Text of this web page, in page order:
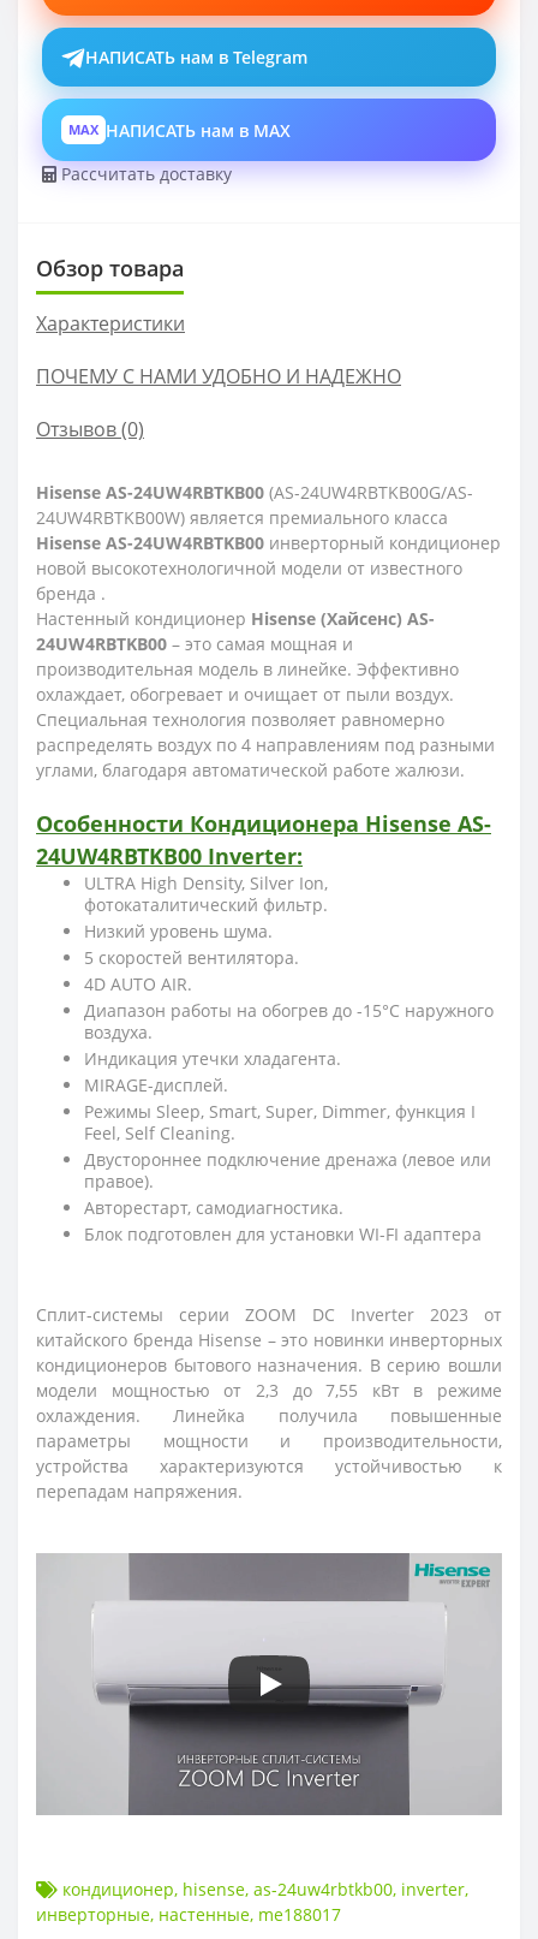
НАПИСАТЬ нам в Telegram
MAX НАПИСАТЬ нам в MAX
Рассчитать доставку
Обзор товара
Характеристики
ПОЧЕМУ С НАМИ УДОБНО И НАДЕЖНО
Отзывов (0)
Hisense AS-24UW4RBTKB00 (AS-24UW4RBTKB00G/AS-
24UW4RBTKB00W) является премиального класса
Hisense AS-24UW4RBTKB00 инверторный кондиционер
новой высокотехнологичной модели от известного
бренда .
Настенный кондиционер Hisense (Хайсенс) AS-
24UW4RBTKB00 – это самая мощная и
производительная модель в линейке. Эффективно
охлаждает, обогревает и очищает от пыли воздух.
Специальная технология позволяет равномерно
распределять воздух по 4 направлениям под разными
углами, благодаря автоматической работе жалюзи.
Особенности Кондиционера Hisense AS-
24UW4RBTKB00 Inverter:
ULTRA High Density, Silver Ion,
фотокаталитический фильтр.
Низкий уровень шума.
5 скоростей вентилятора.
4D AUTO AIR.
Диапазон работы на обогрев до -15°C наружного
воздуха.
Индикация утечки хладагента.
MIRAGE-дисплей.
Режимы Sleep, Smart, Super, Dimmer, функция I
Feel, Self Cleaning.
Двустороннее подключение дренажа (левое или
правое).
Авторестарт, самодиагностика.
Блок подготовлен для установки WI-FI адаптера
Сплит-системы серии ZOOM DC Inverter 2023 от
китайского бренда Hisense – это новинки инверторных
кондиционеров бытового назначения. В серию вошли
модели мощностью от 2,3 до 7,55 кВт в режиме
охлаждения. Линейка получила повышенные
параметры мощности и производительности,
устройства характеризуются устойчивостью к
перепадам напряжения.
кондиционер, hisense, as-24uw4rbtkb00, inverter,
инверторные, настенные, me188017